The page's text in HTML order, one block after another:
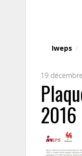
Iweps /
19
2016